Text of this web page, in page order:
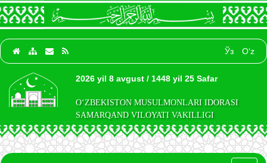
Ўз O‘z
2026 yil 8 avgust / 1448 yil 25 Safar
O‘ZBEKISTON MUSULMONLARI IDORASI
SAMARQAND VILOYATI VAKILLIGI